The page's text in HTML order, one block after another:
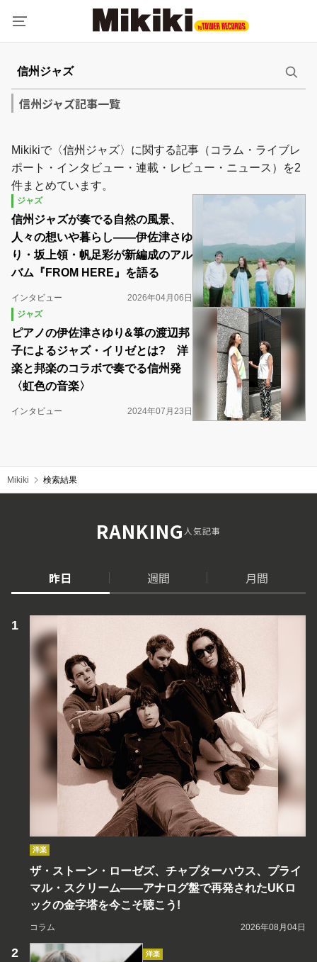
信州ジャズ記事一覧
Mikikiで〈信州ジャズ〉に関する記事（コラム・ライブレ
ポート・インタビュー・連載・レビュー・ニュース）を2
件まとめています。
ジャズ
信州ジャズが奏でる自然の風景、
人々の想いや暮らし――伊佐津さゆ
り・坂上領・帆足彩が新編成のアル
バム『FROM HERE』を語る
インタビュー
2026年04月06日
ジャズ
ピアノの伊佐津さゆり&箏の渡辺邦
子によるジャズ・イリゼとは? 洋
楽と邦楽のコラボで奏でる信州発
〈虹色の音楽〉
インタビュー 2024年07月23日
Mikiki 検索結果
RANKING人気記事
昨日 週間 月間
洋楽
ザ・ストーン・ローゼズ、チャプターハウス、プライ
マル・スクリーム――アナログ盤で再発されたUKロ
ックの金字塔を今こそ聴こう!
コラム 2026年08月04日
洋楽